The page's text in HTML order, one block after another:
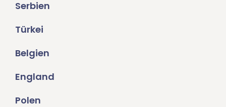
Serbien
Türkei
Belgien
England
Polen